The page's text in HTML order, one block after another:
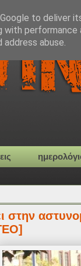
στην
to deliver
with
abuse.